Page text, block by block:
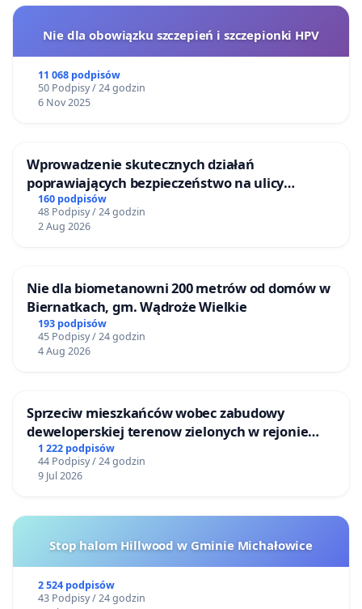
Nie dla obowiązku szczepień i szczepionki HPV
11 068 podpisów
50 Podpisy / 24 godzin
6 Nov 2025
Wprowadzenie skutecznych działań
poprawiających bezpieczeństwo na ulicy
Żeromskiego w Otwocku
160 podpisów
48 Podpisy / 24 godzin
2 Aug 2026
Nie dla biometanowni 200 metrów od domów w
Biernatkach, gm. Wądroże Wielkie
193 podpisów
45 Podpisy / 24 godzin
4 Aug 2026
Sprzeciw mieszkańców wobec zabudowy
deweloperskiej terenow zielonych w rejonie
Bulwarów Straceńskich w Bielsku-Białej
1 222 podpisów
44 Podpisy / 24 godzin
9 Jul 2026
Stop halom Hillwood w Gminie Michałowice
2 524 podpisów
43 Podpisy / 24 godzin